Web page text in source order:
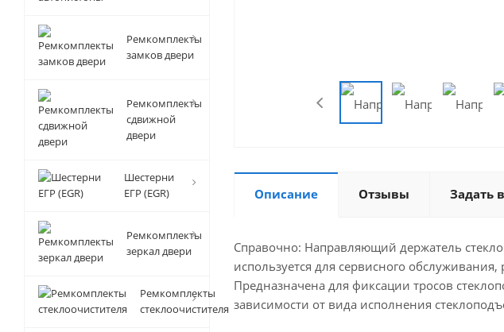
Ремкомплекты
замков двери
Ремкомплекты
сдвижной
двери
Шестерни
ЕГР (EGR)
Ремкомплекты
зеркал двери
Ремкомплекты
стеклоочистителя
Описание Отзывы Задать
Справочно: Направляющий держатель
используется для сервисного
Предназначена для фиксации тросов
зависимости от вида исполнения